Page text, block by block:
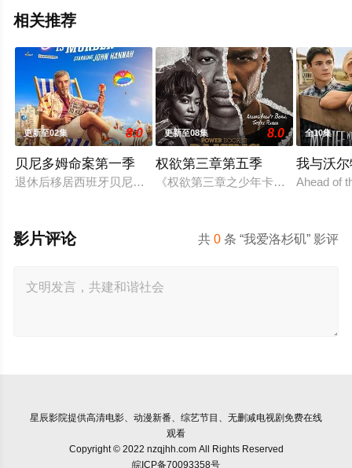
相关推荐
更新至02集 8.0
贝尼多姆命案第一季
退休后移居西班牙贝尼多姆经营酒吧的英国前刑警，原以为能
更新至08集 8.0
权欲第三章第五季
《权欲第三章之少年卡南》不仅讲
全10集
我与沃
Ahead of
共0 条 “我爱洛杉矶” 影评
影片评论
星辰影院提供高清电影、动漫新番、综艺节目、无删减电视剧免费在线
观看
Copyright © 2022 nzqjhh.com All Rights Reserved
皖ICP备70093358号